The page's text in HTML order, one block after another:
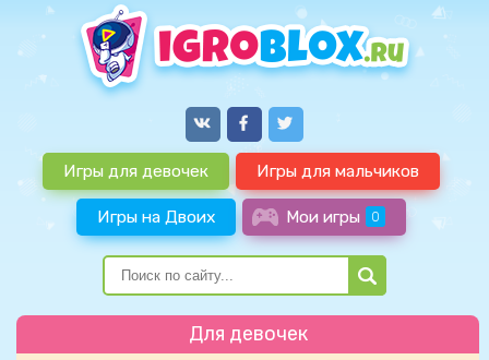
Игры для девочек Игры для мальчиков
Игры на Двоих Мои игры 0
Для девочек